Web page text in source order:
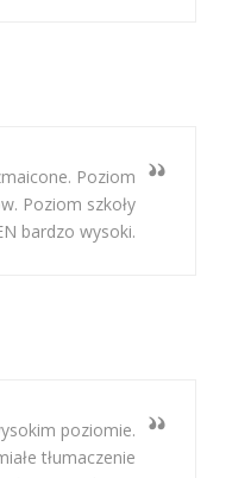
Poziom
Poziom szkoły
bardzo wysoki.
poziomie.
tłumaczenie